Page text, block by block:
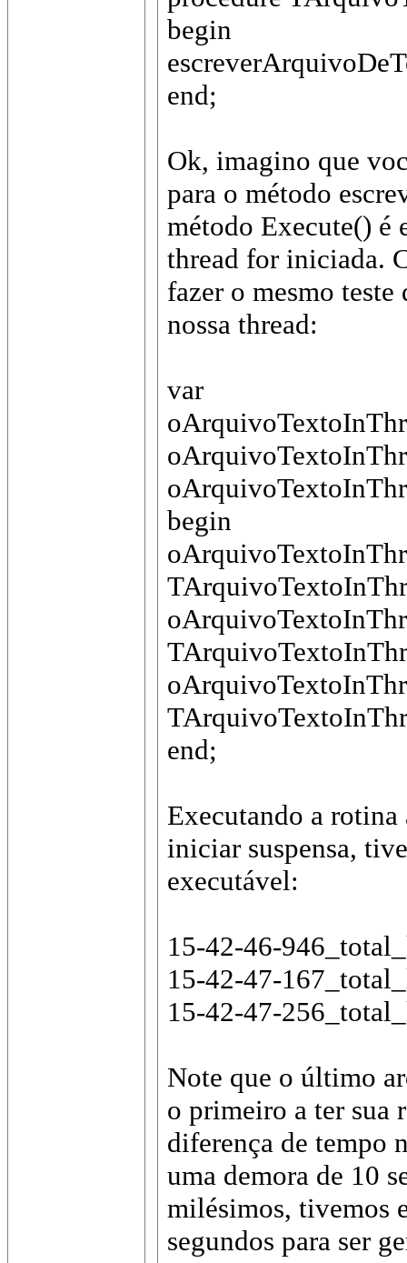
begin
end;
Ok, imagino que
para o método
método Execute() é
thread for iniciada.
fazer o mesmo
nossa thread:
var
begin
end;
Executando a
iniciar suspensa,
executável:
15-42-46-
15-42-47-
15-42-47-
Note que o último
o primeiro a ter sua
diferença de tempo
uma demora de 10
milésimos, tivemos
segundos para ser